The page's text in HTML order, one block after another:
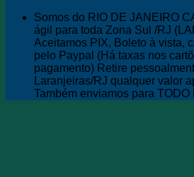
Somos do RIO DE JANEIRO
ágil para toda Zona Sul /RJ
Aceitamos PIX, Boleto à vista,
pelo Paypal (Há taxas nos
pagamento) Retire
Laranjeiras/RJ qualquer valor
Também enviamos para TODO